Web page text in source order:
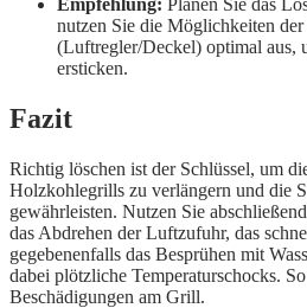
nutzen Sie die Möglichkeiten
(Luftregler/Deckel) optimal aus,
ersticken.
Fazit
Richtig löschen ist der Schlüssel, um
Holzkohlegrills zu verlängern und die
gewährleisten. Nutzen Sie
das Abdrehen der Luftzufuhr, das
gegebenenfalls das Besprühen mit
dabei plötzliche Temperaturschocks.
Beschädigungen am Grill.